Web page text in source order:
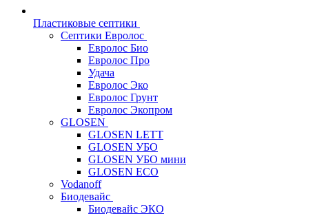
Пластиковые септики
Септики Евролос
Евролос Био
Евролос Про
Удача
Евролос Эко
Евролос Грунт
Евролос Экопром
GLOSEN
GLOSEN LETT
GLOSEN УБО
GLOSEN УБО мини
GLOSEN ECO
Vodanoff
Биодевайс
Биодевайс ЭКО